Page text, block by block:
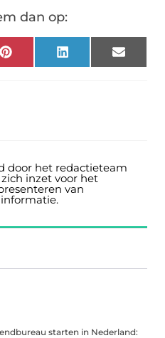
dan op:
Pinterest LinkedIn Email
door het redactieteam
inzet voor het
van
starten in Nederland: